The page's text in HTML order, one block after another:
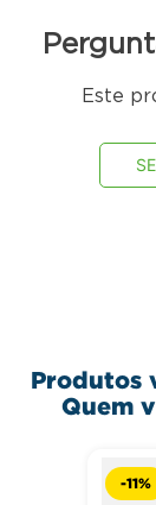
Plano de
necks de 350ml
Plano deEste
Produtos
Quem
-11%